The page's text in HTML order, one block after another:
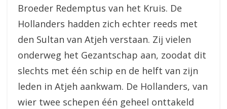
Broeder Redemptus van het Kruis. De
Hollanders hadden zich echter reeds met
den Sultan van Atjeh verstaan. Zij vielen
onderweg het Gezantschap aan, zoodat dit
slechts met één schip en de helft van zijn
leden in Atjeh aankwam. De Hollanders, van
wier twee schepen één geheel onttakeld